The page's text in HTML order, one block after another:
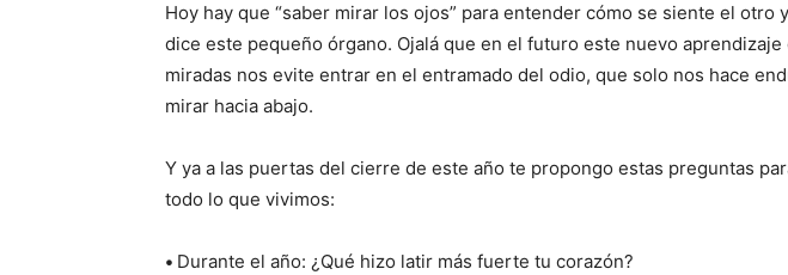
Hoy hay que “saber mirar los ojos” para entender cómo se siente el otro
dice este pequeño órgano. Ojalá que en el futuro este nuevo aprendizaje
miradas nos evite entrar en el entramado del odio, que solo nos hace
mirar hacia abajo.
Y ya a las puertas del cierre de este año te propongo estas preguntas
todo lo que vivimos:
• Durante el año: ¿Qué hizo latir más fuerte tu corazón?